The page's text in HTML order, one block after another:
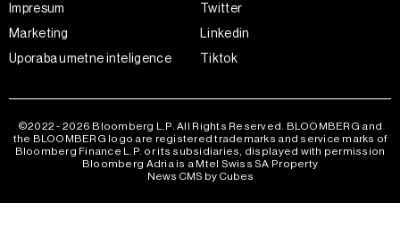
Impresum
Marketing
Uporaba umetne inteligence
Twitter
Linkedin
Tiktok
©2022 - 2026 Bloomberg L.P. All Rights Reserved. BLOOMBERG and
the BLOOMBERG logo are registered trademarks and service marks of
Bloomberg Finance L.P. or its subsidiaries, displayed with permission
Bloomberg Adria is a Mtel Swiss SA Property
News CMS by Cubes